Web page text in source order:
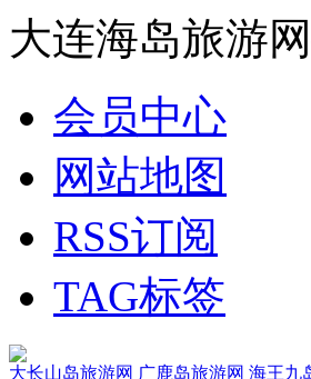
大连海岛旅游
会员中心
网站地图
RSS订阅
TAG标签
大长山岛旅游网 广鹿岛旅游网 海王九